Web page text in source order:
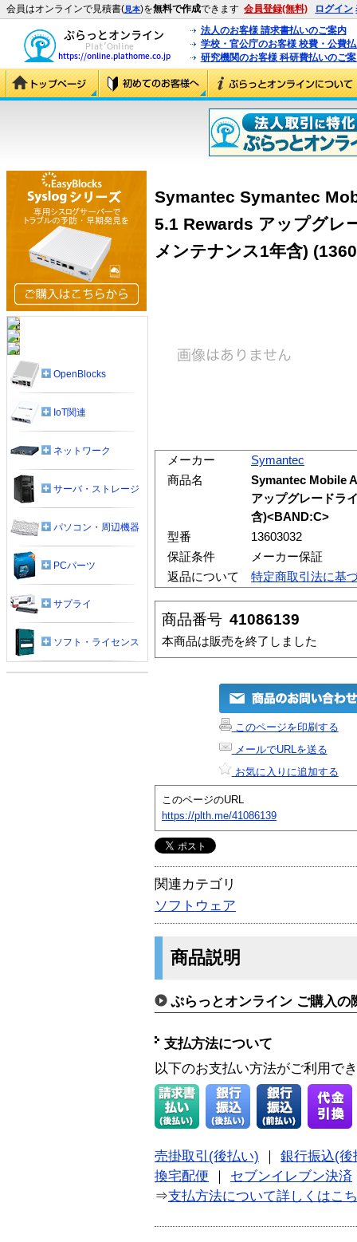
会員はオンラインで見積書(見本)を無料で作成できます 会員登録(無料) ログイン
法人のお客様 請求書払いのご案内
学校・官公庁のお客様 校費・公費
研究機関のお客様 科研費払いのご
Symantec Symantec
5.1 Rewards アップグレ
メンテナンス1年含)
メーカー
Symantec
商品名
Symantec Mobile
アップグレードラ
含)<BAND:C>
型番
13603032
保証条件
メーカー保証
返品について
特定商取引法に基
商品番号 41086139
本商品は販売を終了しました
このページを印刷する
メールでURLを送る
お気に入りに追加する
このページのURL
https://plth.me/41086139
関連カテゴリ
ソフトウェア
商品説明
ぷらっとオンライン ご購入の
支払方法について
以下のお支払い方法がご利用で
売掛取引(後払い)
銀行振込(後
換宅配便
セブンイレブン決済
⇒支払方法について詳しくはこ
OpenBlocks
IoT関連
ネットワーク
サーバ・ストレージ
パソコン・周辺機器
PCパーツ
サプライ
ソフト・ライセンス